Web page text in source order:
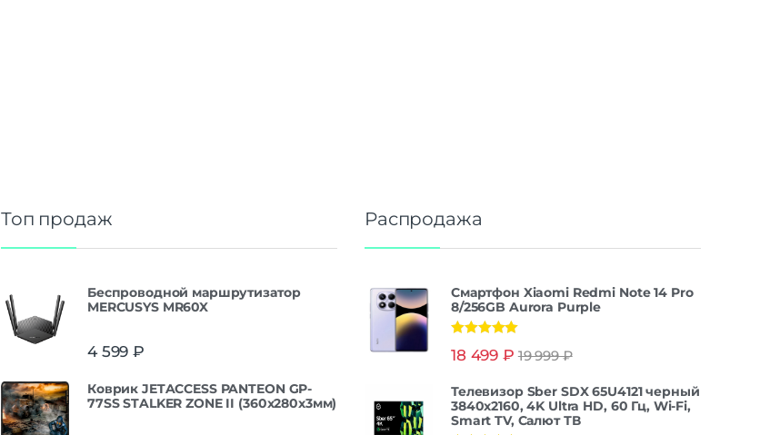
Топ продаж
Беспроводной маршрутизатор
MERCUSYS MR60X
4 599 ₽
Коврик JETACCESS PANTEON GP-
77SS STALKER ZONE II (360x280x3мм)
Распродажа
Смартфон Xiaomi Redmi Note 14 Pro
8/256GB Aurora Purple
из 5
18 499 ₽ 19 999₽
Телевизор Sber SDX 65U4121 черный
3840x2160, 4K Ultra HD, 60 Гц, Wi-Fi,
Smart TV, Салют ТВ